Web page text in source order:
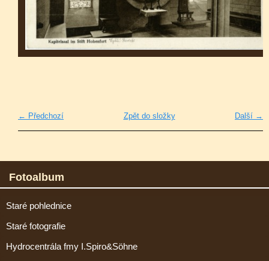
← Předchozí Další →
Zpět do složky
Fotoalbum
Staré pohlednice
Staré fotografie
Hydrocentrála fmy I.Spiro&Söhne